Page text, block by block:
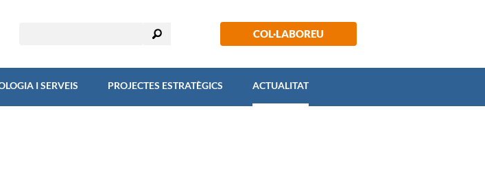
COL·LABOREU
I SERVEIS PROJECTES ESTRATÈGICS ACTUALITAT